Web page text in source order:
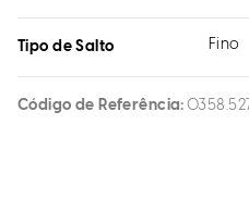
Tipo de Salto Fino
Código de Referência